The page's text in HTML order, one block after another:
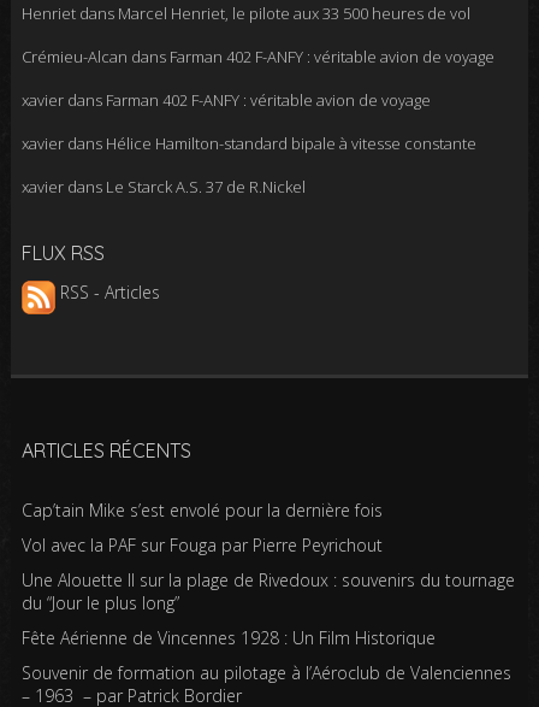
Henrietdans Marcel Henriet, le pilote aux 33 500 heures de vol
Crémieu-Alcan dans Farman 402 F-ANFY : véritable avion de voyage
xavierdans Farman 402 F-ANFY : véritable avion de voyage
xavierdans Hélice Hamilton-standard bipale à vitesse constante
xavierdans Le Starck A.S. 37 de R.Nickel
FLUX RSS
RSS - Articles
ARTICLES RÉCENTS
Cap’tain Mike s’est envolé pour la dernière fois
Vol avec la PAF sur Fouga par Pierre Peyrichout
Une Alouette II sur la plage de Rivedoux : souvenirs du tournage
du “Jour le plus long”
Fête Aérienne de Vincennes 1928 : Un Film Historique
Souvenir de formation au pilotage à l’Aéroclub de Valenciennes
– 1963 – par Patrick Bordier